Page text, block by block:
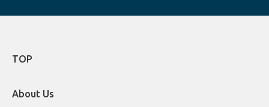
TOP
About Us